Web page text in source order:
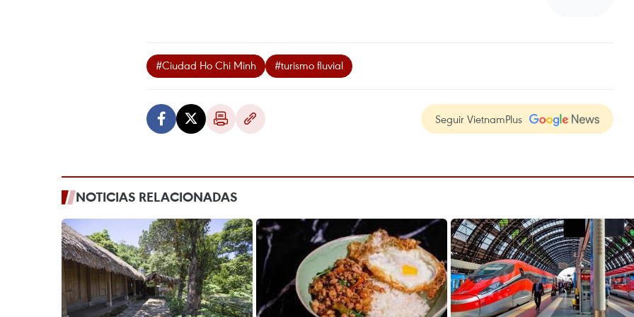
#Ciudad Ho Chi Minh #turismo fluvial
Seguir VietnamPlus
NOTICIAS RELACIONADAS